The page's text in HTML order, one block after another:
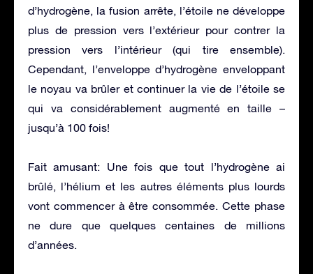
d’hydrogène, la fusion arrête, l’étoile ne développe
plus de pression vers l’extérieur pour contrer la
pression vers l’intérieur (qui tire ensemble).
Cependant, l’enveloppe d’hydrogène enveloppant
le noyau va brûler et continuer la vie de l’étoile se
qui va considérablement augmenté en taille –
jusqu’à 100 fois!
Fait amusant: Une fois que tout l’hydrogène ai
brûlé, l’hélium et les autres éléments plus lourds
vont commencer à être consommée. Cette phase
ne dure que quelques centaines de millions
d’années.